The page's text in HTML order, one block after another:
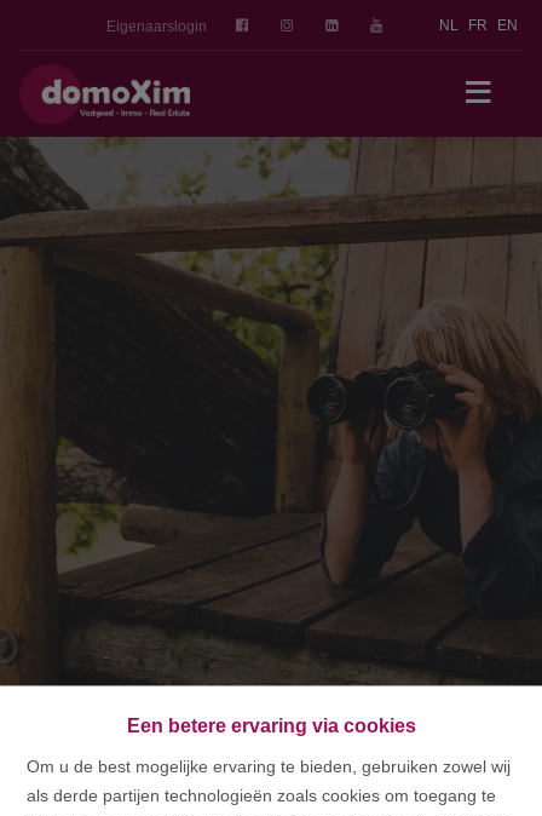
Een betere ervaring via cookies
Om u de best mogelijke ervaring te bieden, gebruiken zowel wij
als derde partijen technologieën zoals cookies om toegang te
Eigenaarslogin NL FR EN